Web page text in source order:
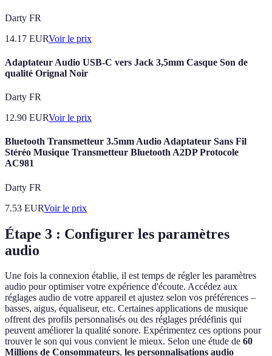
Darty FR
14.17 EURVoir le prix
Adaptateur Audio USB-C vers Jack 3,5mm Casque Son de
qualité Orignal Noir
Darty FR
12.90 EURVoir le prix
Bluetooth Transmetteur 3.5mm Audio Adaptateur Sans Fil
Stéréo Musique Transmetteur Bluetooth A2DP Protocole
AC981
Darty FR
7.53 EURVoir le prix
Étape 3 : Configurer les paramètres
audio
Une fois la connexion établie, il est temps de régler les paramètres
audio pour optimiser votre expérience d'écoute. Accédez aux
réglages audio de votre appareil et ajustez selon vos préférences –
basses, aigus, équaliseur, etc. Certaines applications de musique
offrent des profils personnalisés ou des réglages prédéfinis qui
peuvent améliorer la qualité sonore. Expérimentez ces options pour
trouver le son qui vous convient le mieux. Selon une étude de 60
Millions de Consommateurs, les personnalisations audio